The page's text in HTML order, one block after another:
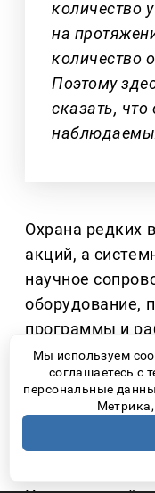
количество
на
количество
Поэтому
сказать,
Охрана редких
акций, а
научное
оборудование,
программы и
это стало
партнерству
«Самарская
самарской
ПАО НК
Мы используем
соглашаетесь с
персональные